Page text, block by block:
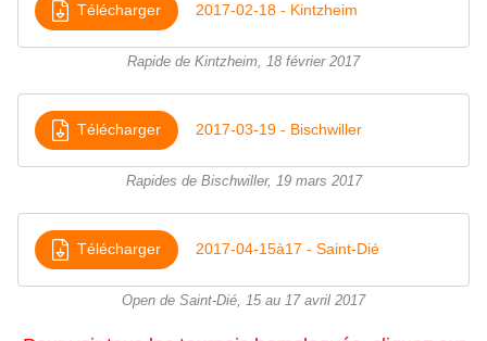
Télécharger 2017-02-18 - Kintzheim
Rapide de Kintzheim, 18 février 2017
Télécharger 2017-03-19 - Bischwiller
Rapides de Bischwiller, 19 mars 2017
Télécharger 2017-04-15à17 - Saint-Dié
Open de Saint-Dié, 15 au 17 avril 2017